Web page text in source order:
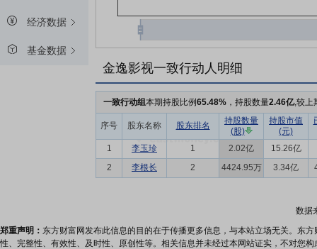
经济数据
基金数据
金逸影视一致行动人明细
一致行动组本期持股比例65.48% ，持股数量2.46亿,较上
序号 股东名称 股东排名
持股数量
(股)
持股市值
(元)
1 李玉珍 1 2.02亿
15.26亿
2
李根长 2 4424.95万 3.34亿
数据
郑重声明： 东方财富网发布此信息的目的在于传播更多信息，与本站立场无关。东
性、完整性、有效性、及时性、原创性等。相关信息并未经过本网站证实，不对您